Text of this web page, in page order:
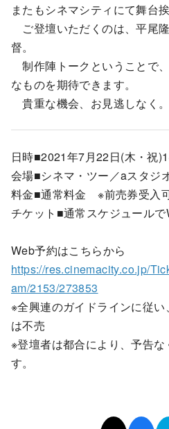
またもシネマシティにて舞台
ご登壇いただくのは、平尾
督。
制作陣トークということで
なものを期待できます。
貴重な機会、お見逃しなく。
日時■2021年7月22日(木・祝
会場■シネマ・ツー／aスタジ
料金■通常料金 ※前売券受入
チケット■通常スケジュール
Web予約はこちらから
https://res.cinemacity.co.jp/
am/2153/273853
※全興連のガイドラインに従
は不売
※登壇者は都合により、予告
す。